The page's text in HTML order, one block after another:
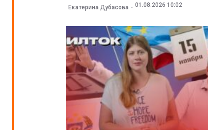
Екатерина Дубасова 01.08.2026 10:02